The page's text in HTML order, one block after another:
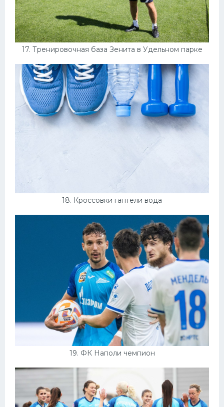
17. Тренировочная база Зенита в Удельном парке
18. Кроссовки гантели вода
19. ФК Наполи чемпион